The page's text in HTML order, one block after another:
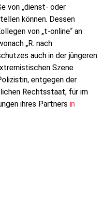
von „dienst- oder
können. Dessen
von „t-online“ an
„R. nach
auch in der jüngeren
Szene
entgegen der
Rechtsstaat, für im
ihres Partners in